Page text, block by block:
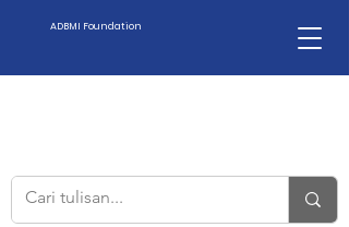
ADBMI Foundation